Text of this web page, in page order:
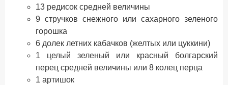
13 редисок средней величины
9 стручков снежного или сахарного зеленого
горошка
6 долек летних кабачков (желтых или цуккини)
1 целый зеленый или красный болгарский
перец средней величины или 8 колец перца
1 артишок